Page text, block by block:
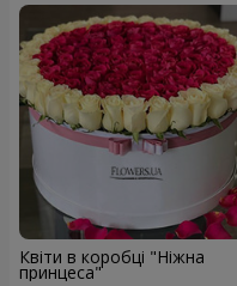
Квіти в коробці "Ніжна
принцеса"